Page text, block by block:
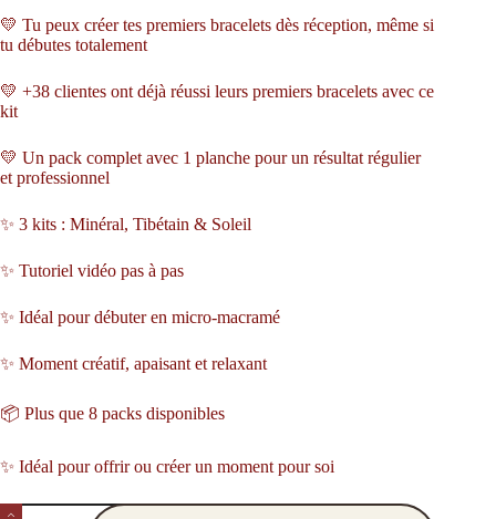
💛 Tu peux créer tes premiers bracelets dès réception, même si
tu débutes totalement
💛 +38 clientes ont déjà réussi leurs premiers bracelets avec ce
kit
💛 Un pack complet avec 1 planche pour un résultat régulier
et professionnel
✨ 3 kits : Minéral, Tibétain & Soleil
✨ Tutoriel vidéo pas à pas
✨ Idéal pour débuter en micro-macramé
✨ Moment créatif, apaisant et relaxant
📦 Plus que 8 packs disponibles
✨ Idéal pour offrir ou créer un moment pour soi